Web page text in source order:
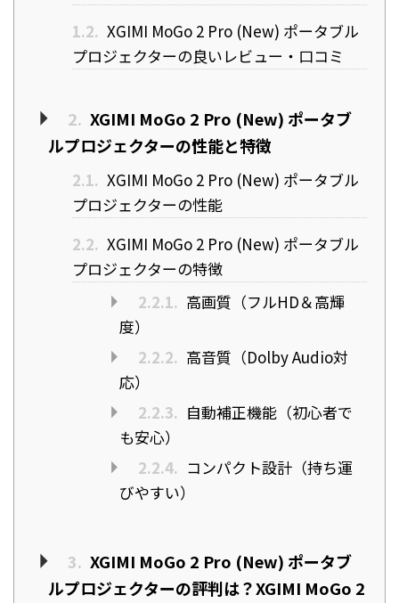
1.2. XGIMI MoGo 2 Pro (New) ポータブル
プロジェクターの良いレビュー・口コミ
2. XGIMI MoGo 2 Pro (New) ポータブ
ルプロジェクターの性能と特徴
2.1. XGIMI MoGo 2 Pro (New) ポータブル
プロジェクターの性能
2.2. XGIMI MoGo 2 Pro (New) ポータブル
プロジェクターの特徴
2.2.1. 高画質（フルHD＆高輝
度）
2.2.2. 高音質（Dolby Audio対
応）
2.2.3. 自動補正機能（初心者で
も安心）
2.2.4. コンパクト設計（持ち運
びやすい）
3. XGIMI MoGo 2 Pro (New) ポータブ
ルプロジェクターの評判は？XGIMI MoGo 2